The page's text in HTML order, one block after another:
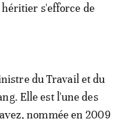
héritier s'efforce de
du Travail et du
Elle est l'une des
nommée en 2009